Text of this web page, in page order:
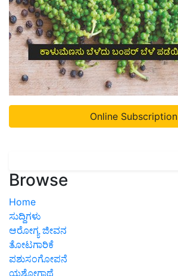
Online Subscription
Browse
Home
ಸುದ್ದಿಗಳು
ಆರೋಗ್ಯ ಜೀವನ
ತೋಟಗಾರಿಕೆ
ಪಶುಸಂಗೋಪನೆ
ಯಶೋಗಾಥೆ